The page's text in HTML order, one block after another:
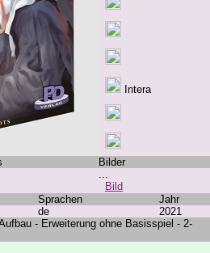
Intera
Bilder
...
Bild
Sprachen
Jahr
de
2021
- Erweiterung ohne Basisspiel - 2-